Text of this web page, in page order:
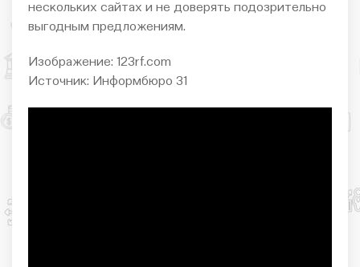
нескольких сайтах и не доверять подозрительно
выгодным предложениям.
Изображение: 123rf.com
Источник: Информбюро 31